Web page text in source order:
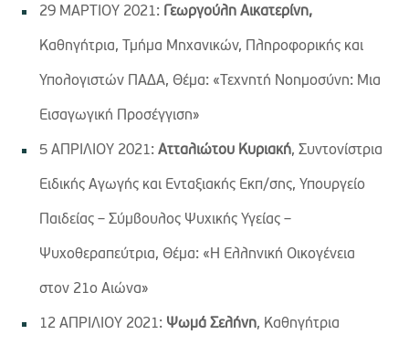
29 ΜΑΡΤΙΟΥ 2021: Γεωργούλη Αικατερίνη,
Καθηγήτρια, Τμήμα Μηχανικών, Πληροφορικής και
Υπολογιστών ΠΑΔΑ, Θέμα: «Τεχνητή Νοημοσύνη: Μια
Εισαγωγική Προσέγγιση»
5 ΑΠΡΙΛΙΟΥ 2021:Ατταλιώτου Κυριακή, Συντονίστρια
Ειδικής Αγωγής και Ενταξιακής Εκπ/σης, Υπουργείο
Παιδείας – Σύμβουλος Ψυχικής Υγείας –
Ψυχοθεραπεύτρια, Θέμα: «Η Ελληνική Οικογένεια
στον 21ο Αιώνα»
12 ΑΠΡΙΛΙΟΥ 2021: Ψωμά Σελήνη, Καθηγήτρια